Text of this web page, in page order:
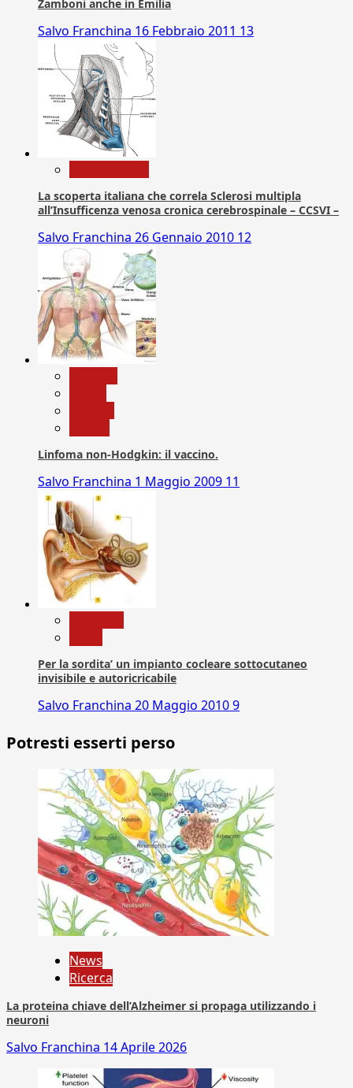
Zamboni anche in Emilia
Salvo Franchina 16 Febbraio 2011 13
La scoperta italiana che correla Sclerosi multipla
all’Insufficenza venosa cronica cerebrospinale – CCSVI –
Salvo Franchina 26 Gennaio 2010 12
Linfoma non-Hodgkin: il vaccino.
Salvo Franchina 1 Maggio 2009 11
Per la sordita’ un impianto cocleare sottocutaneo
invisibile e autoricricabile
Salvo Franchina 20 Maggio 20109
Potresti esserti perso
News
Ricerca
La proteina chiave dell’Alzheimer si propaga utilizzando i
neuroni
Salvo Franchina 14 Aprile 2026